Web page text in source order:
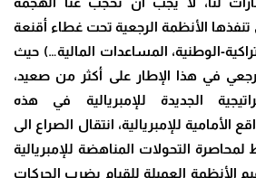
تنفذها الأنظمة الرجعية تحت غطاء أقنعة
الوطنية، المساعدات المالية…) حيث
في هذا الإطار على أكثر من صعيد،
الجديدة للإمبريالية في هذه
الأمامية للإمبريالية، انتقال الصراع الى
التحولات المناهضة للإمبريالية
الأنظمة العميلة للقيام بضرب الحركات